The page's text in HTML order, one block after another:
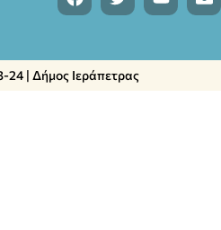
| Δήμος Ιεράπετρας